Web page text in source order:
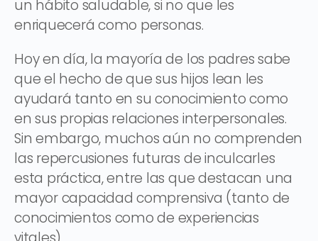
un hábito saludable, si no que les
enriquecerá como personas.
Hoy en día, la mayoría de los padres sabe
que el hecho de que sus hijos lean les
ayudará tanto en su conocimiento como
en sus propias relaciones interpersonales.
Sin embargo, muchos aún no comprenden
las repercusiones futuras de inculcarles
esta práctica, entre las que destacan una
mayor capacidad comprensiva (tanto de
conocimientos como de experiencias